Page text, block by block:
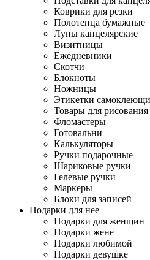
Коврики для резки
Полотенца бумажные
Лупы канцелярские
Визитницы
Ежедневники
Скотчи
Блокноты
Ножницы
Этикетки
Товары для рисования
Фломастеры
Готовальни
Калькуляторы
Ручки подарочные
Шариковые ручки
Гелевые ручки
Маркеры
Блоки для записей
Подарки для нее
Подарки для женщин
Подарки жене
Подарки любимой
Подарки девушке